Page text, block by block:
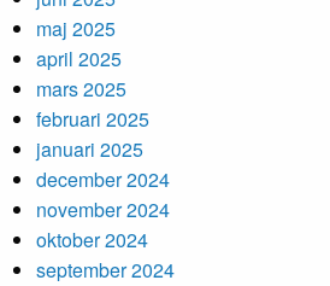
maj 2025
april 2025
mars 2025
februari 2025
januari 2025
december 2024
november 2024
oktober 2024
september 2024